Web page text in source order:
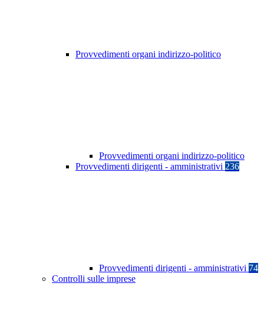
Provvedimenti organi indirizzo-politico
Provvedimenti organi indirizzo-politico
Provvedimenti dirigenti - amministrativi 236
Provvedimenti dirigenti - amministrativi 74
Controlli sulle imprese